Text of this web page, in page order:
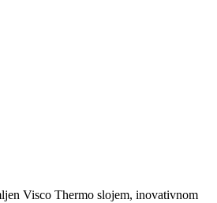
Visco Thermo slojem, inovativnom